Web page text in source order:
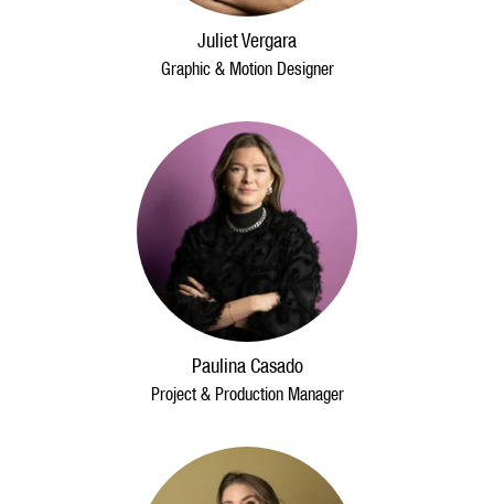
Juliet Vergara
Graphic & Motion Designer
Paulina Casado
Project & Production Manager